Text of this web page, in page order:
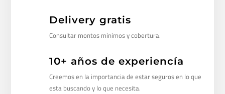
Delivery gratis
Consultar montos minimos y cobertura.
10+ años de experiencía
Creemos en la importancia de estar seguros en lo que
esta buscando y lo que necesita.